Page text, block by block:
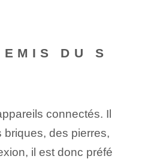
DU S
connectés. Il
briques, des pierres,
il est donc préfé